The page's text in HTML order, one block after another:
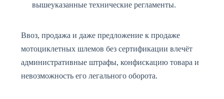
вышеуказанные технические регламенты.
Ввоз, продажа и даже предложение к продаже
мотоциклетных шлемов без сертификации влечёт
административные штрафы, конфискацию товара и
невозможность его легального оборота.